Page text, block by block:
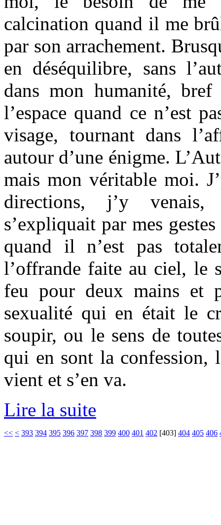
calcination quand il me
par son arrachement.
en déséquilibre, sans
dans mon humanité,
l’espace quand ce n’est
visage, tournant dans
autour d’une énigme.
mais mon véritable moi.
directions, j’y venais,
s’expliquait par mes
quand il n’est pas
l’offrande faite au ciel, le
feu pour deux mains et
sexualité qui en était le
soupir, ou le sens de
qui en sont la confession,
vient et s’en va.
Lire la suite
<< < 393 394 395 396 397 398 399 400 401 402 [403] 404 405 406